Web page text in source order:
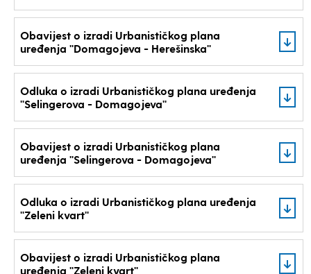
Obavijest o izradi Urbanističkog plana
uređenja ''Domagojeva - Herešinska''
Odluka o izradi Urbanističkog plana uređenja
''Selingerova - Domagojeva''
Obavijest o izradi Urbanističkog plana
uređenja ''Selingerova - Domagojeva''
Odluka o izradi Urbanističkog plana uređenja
''Zeleni kvart''
Obavijest o izradi Urbanističkog plana
uređenja ''Zeleni kvart''